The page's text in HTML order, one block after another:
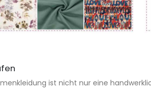
ist nicht nur eine